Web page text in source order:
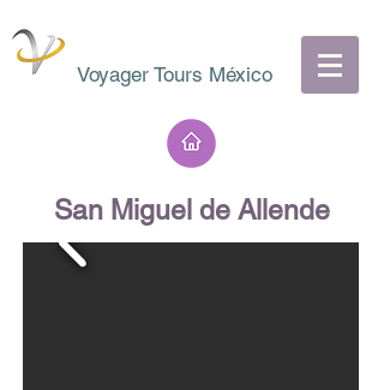
Voyager Tours México
San Miguel de Allende